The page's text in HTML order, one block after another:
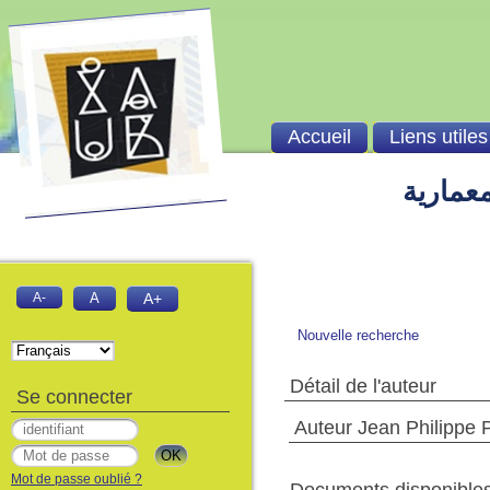
Nouvelle recherche
Détail de l'auteur
Auteur Jean Philippe
Accueil Liens utiles
A- A A+
Se connecter
Mot de passe oublié ?